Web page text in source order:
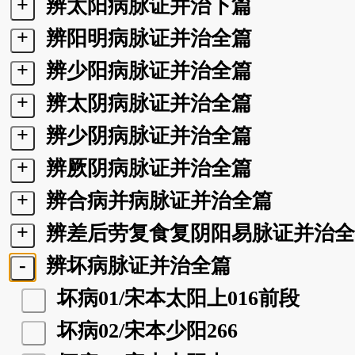
+
辨太阳病脉证并治下篇
+
辨阳明病脉证并治全篇
+
辨少阳病脉证并治全篇
+
辨太阴病脉证并治全篇
+
辨少阴病脉证并治全篇
+
辨厥阴病脉证并治全篇
+
辨合病并病脉证并治全篇
+
辨差后劳复食复阴阳易脉证并治
-
辨坏病脉证并治全篇
坏病01/宋本太阳上016前段
坏病02/宋本少阳266